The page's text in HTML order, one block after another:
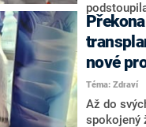
britského
kostí –
Zákeřná
a Ellie
mladé
museli
nové
Téma: Zdraví
Až do
spokojený